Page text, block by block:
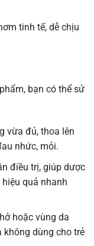
tinh tế, dễ chịu
bạn có thể sử
vừa đủ, thoa lên
nhức, mỏi.
điều trị, giúp dược
quả nhanh
hoặc vùng da
không dùng cho trẻ